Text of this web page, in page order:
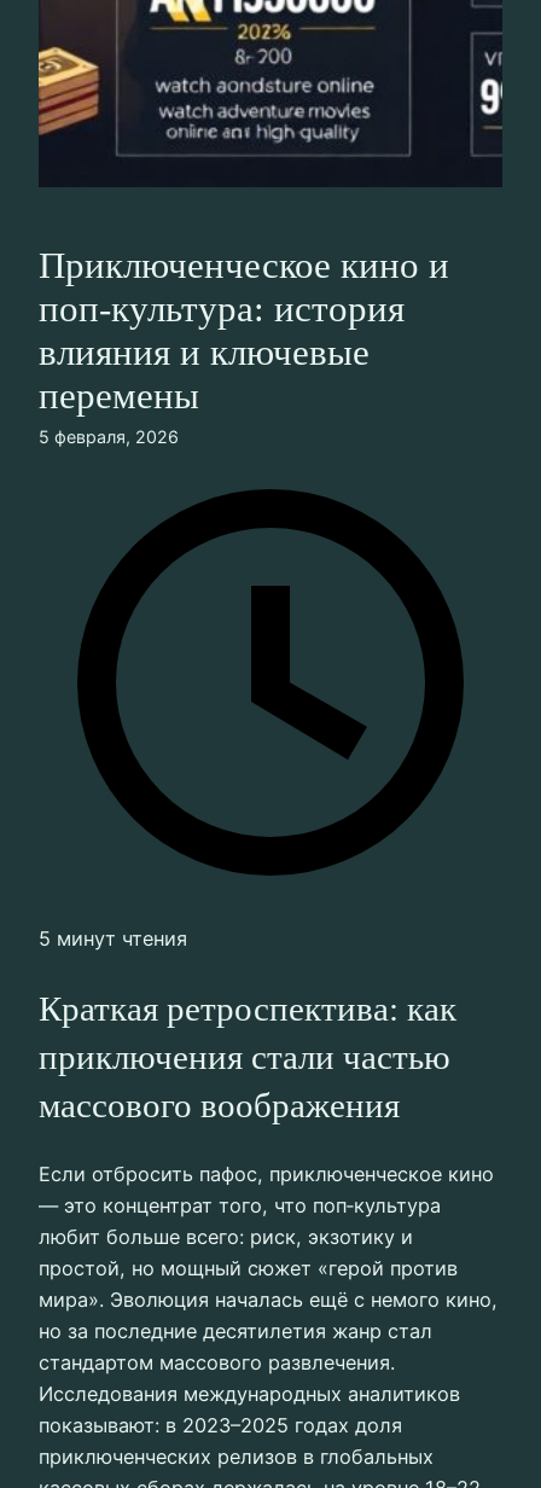
Приключенческое кино и
поп-культура: история
влияния и ключевые
перемены
5 февраля, 2026
5 минут чтения
Краткая ретроспектива: как
приключения стали частью
массового воображения
Если отбросить пафос, приключенческое кино
— это концентрат того, что поп‑культура
любит больше всего: риск, экзотику и
простой, но мощный сюжет «герой против
мира». Эволюция началась ещё c немого кино,
но за последние десятилетия жанр стал
стандартом массового развлечения.
Исследования международных аналитиков
показывают: в 2023–2025 годах доля
приключенческих релизов в глобальных